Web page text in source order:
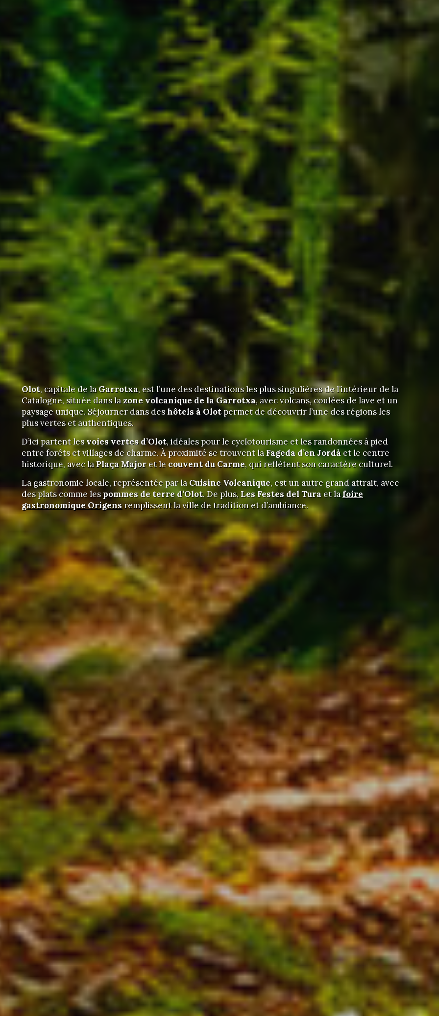
Olot, capitale de laGarrotxa, est l’une des destinations les plus singulières de l’intérieur de la
Catalogne, située dans lazone volcanique de la Garrotxa, avec volcans, coulées de lave et un
paysage unique. Séjourner dans deshôtels à Olotpermet de découvrir l’une des régions les
plus vertes et authentiques.
D’ici partent lesvoies vertes d’Olot, idéales pour le cyclotourisme et les randonnées à pied
entre forêts et villages de charme. À proximité se trouvent laFageda d’en Jordàet le centre
historique, avec laPlaça Majoret le couvent du Carme, qui reflètent son caractère culturel.
La gastronomie locale, représentée par laCuisine Volcanique, est un autre grand attrait, avec
des plats comme les pommes de terre d’Olot. De plus, Les Festes del Tura et lafoire
gastronomique Orígensremplissent la ville de tradition et d’ambiance.